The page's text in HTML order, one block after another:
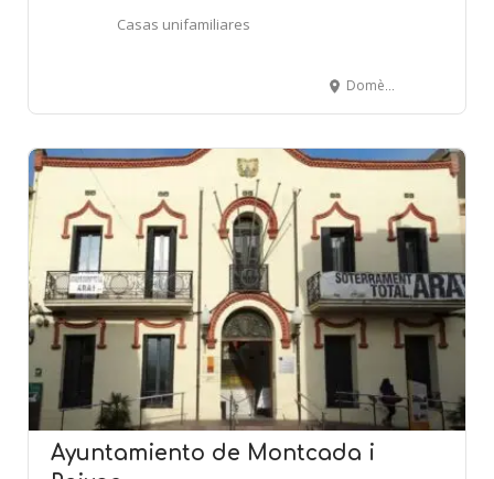
Casas unifamiliares
Domènec Fins, 48 - MONTCADA I REIXAC
Ayuntamiento de Montcada i